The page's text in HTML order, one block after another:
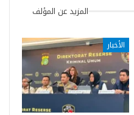
المزيد عن المؤلف
الأخبار